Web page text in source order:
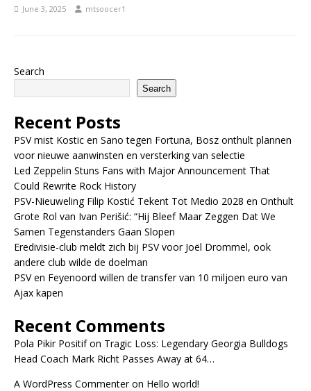
June 3, 2025 mtsoocer1
Search
Search
Recent Posts
PSV mist Kostic en Sano tegen Fortuna, Bosz onthult plannen
voor nieuwe aanwinsten en versterking van selectie
Led Zeppelin Stuns Fans with Major Announcement That
Could Rewrite Rock History
PSV-Nieuweling Filip Kostić Tekent Tot Medio 2028 en Onthult
Grote Rol van Ivan Perišić: “Hij Bleef Maar Zeggen Dat We
Samen Tegenstanders Gaan Slopen
Eredivisie-club meldt zich bij PSV voor Joël Drommel, ook
andere club wilde de doelman
PSV en Feyenoord willen de transfer van 10 miljoen euro van
Ajax kapen
Recent Comments
Pola Pikir Positifon Tragic Loss: Legendary Georgia Bulldogs
Head Coach Mark Richt Passes Away at 64…
A WordPress Commenteron Hello world!